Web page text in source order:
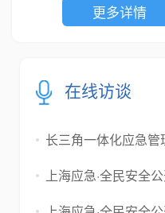
更多详情
在线访谈
长三角一体化应急管理协同发展暨第五届长三
上海应急·全民安全公开课（四）：